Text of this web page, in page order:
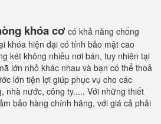
khóa cơ có khả năng chống
khóa hiện đại có tính bảo mật cao
két không nhiều nơi bán, tuy nhiên tại
lớn nhỏ khác nhau và bạn có thể thoả
lớn tiện lợi giúp phục vụ cho các
nhà nước, công ty..... Với những thiết
bảo hàng chính hãng, với giá cả phải